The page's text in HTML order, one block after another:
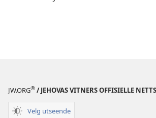
JW.ORG® / JEHOVAS VITNERS OFFISIELLE
Velg utseende